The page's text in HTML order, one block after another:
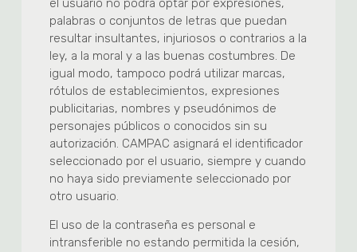
el usuario no podrá optar por expresiones,
palabras o conjuntos de letras que puedan
resultar insultantes, injuriosos o contrarios a la
ley, a la moral y a las buenas costumbres. De
igual modo, tampoco podrá utilizar marcas,
rótulos de establecimientos, expresiones
publicitarias, nombres y pseudónimos de
personajes públicos o conocidos sin su
autorización. CAMPAC asignará el identificador
seleccionado por el usuario, siempre y cuando
no haya sido previamente seleccionado por
otro usuario.
El uso de la contraseña es personal e
intransferible no estando permitida la cesión,